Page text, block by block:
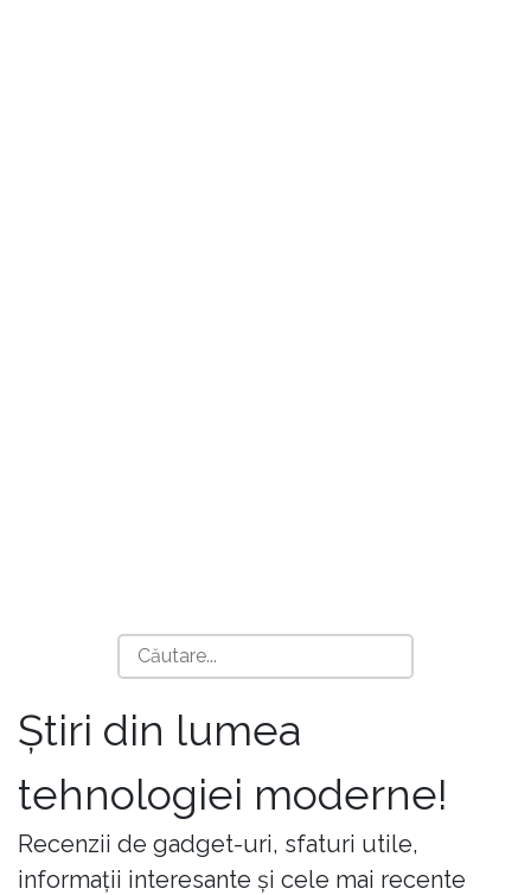
Știri din lumea
tehnologiei moderne!
Recenzii de gadget-uri, sfaturi utile,
informații interesante și cele mai recente